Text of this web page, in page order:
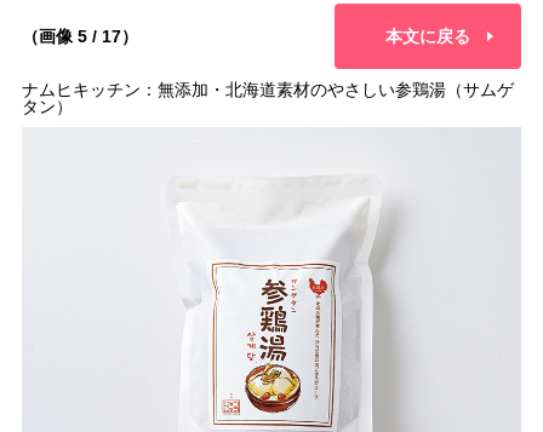
（画像 5 / 17） 本文に戻る
ナムヒキッチン：無添加・北海道素材のやさしい参鶏湯（サムゲ
タン）